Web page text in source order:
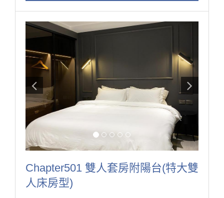
這樣晚上洗澡跟早上準備出門都可以不用搶浴室啦！
Chapter501 雙人套房附陽台(特大雙
人床房型)